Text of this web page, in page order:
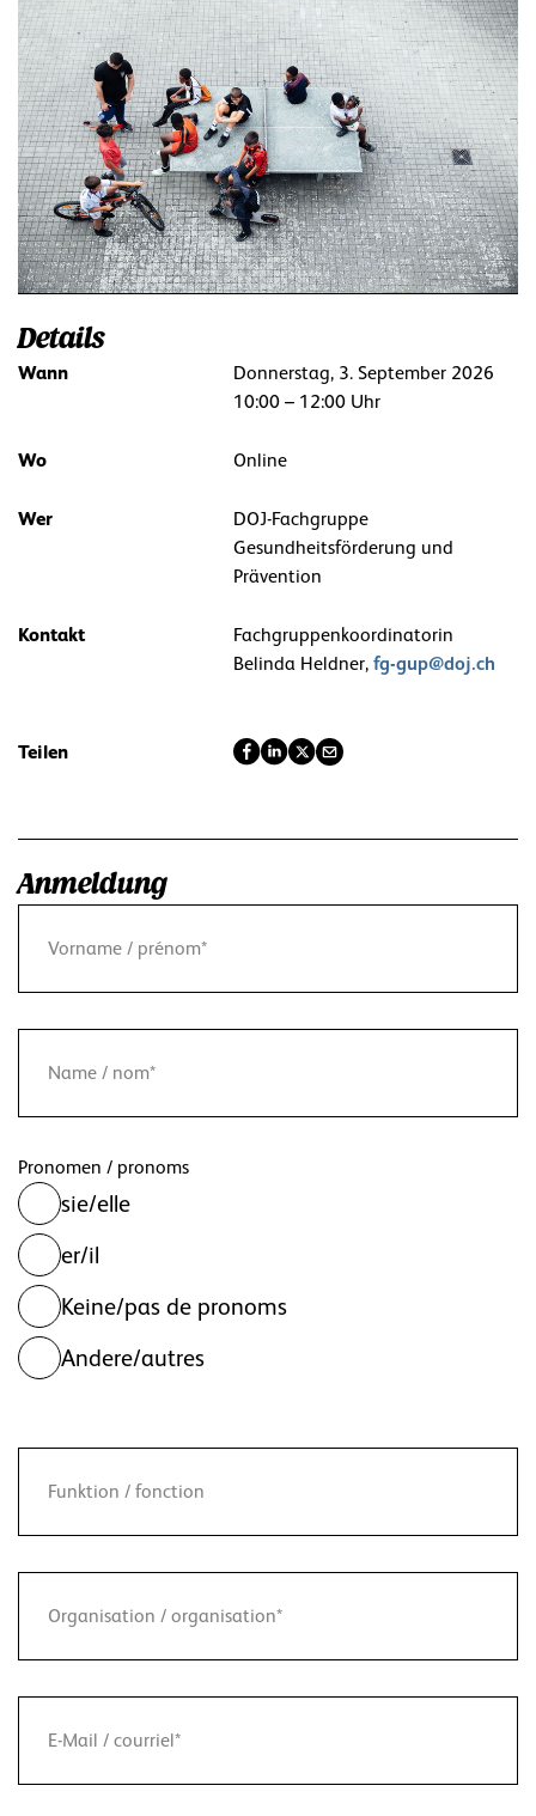
Details
Wann
Donnerstag, 3. September 2026
10:00 – 12:00 Uhr
Wo Online
Wer
DOJ-Fachgruppe
Gesundheitsförderung und
Prävention
Kontakt
Fachgruppenkoordinatorin
Belinda Heldner, fg-gup@doj.ch
Teilen
Anmeldung
Pronomen / pronoms
sie/elle
er/il
Keine/pas de pronoms
Andere/autres